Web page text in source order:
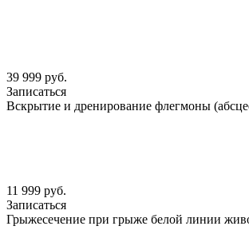
39 999 руб.
Записаться
Вскрытие и дренирование флегмоны
11 999 руб.
Записаться
Грыжесечение при грыже белой линии